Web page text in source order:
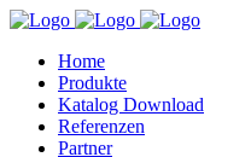
Home
Produkte
Katalog Download
Referenzen
Partner